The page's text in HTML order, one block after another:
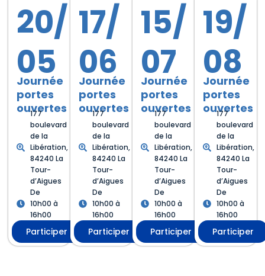
20/
05
Journée
portes
ouvertes
177
boulevard
de la
Libération,
84240 La
Tour-
d’Aigues
De
10h00 à
16h00
Participer
17/
06
Journée
portes
ouvertes
177
boulevard
de la
Libération,
84240 La
Tour-
d’Aigues
De
10h00 à
16h00
Participer
15/
07
Journée
portes
ouvertes
177
boulevard
de la
Libération,
84240 La
Tour-
d’Aigues
De
10h00 à
16h00
Participer
19/
08
Journée
portes
ouvertes
177
boulevard
de la
Libération,
84240 La
Tour-
d’Aigues
De
10h00 à
16h00
Participer